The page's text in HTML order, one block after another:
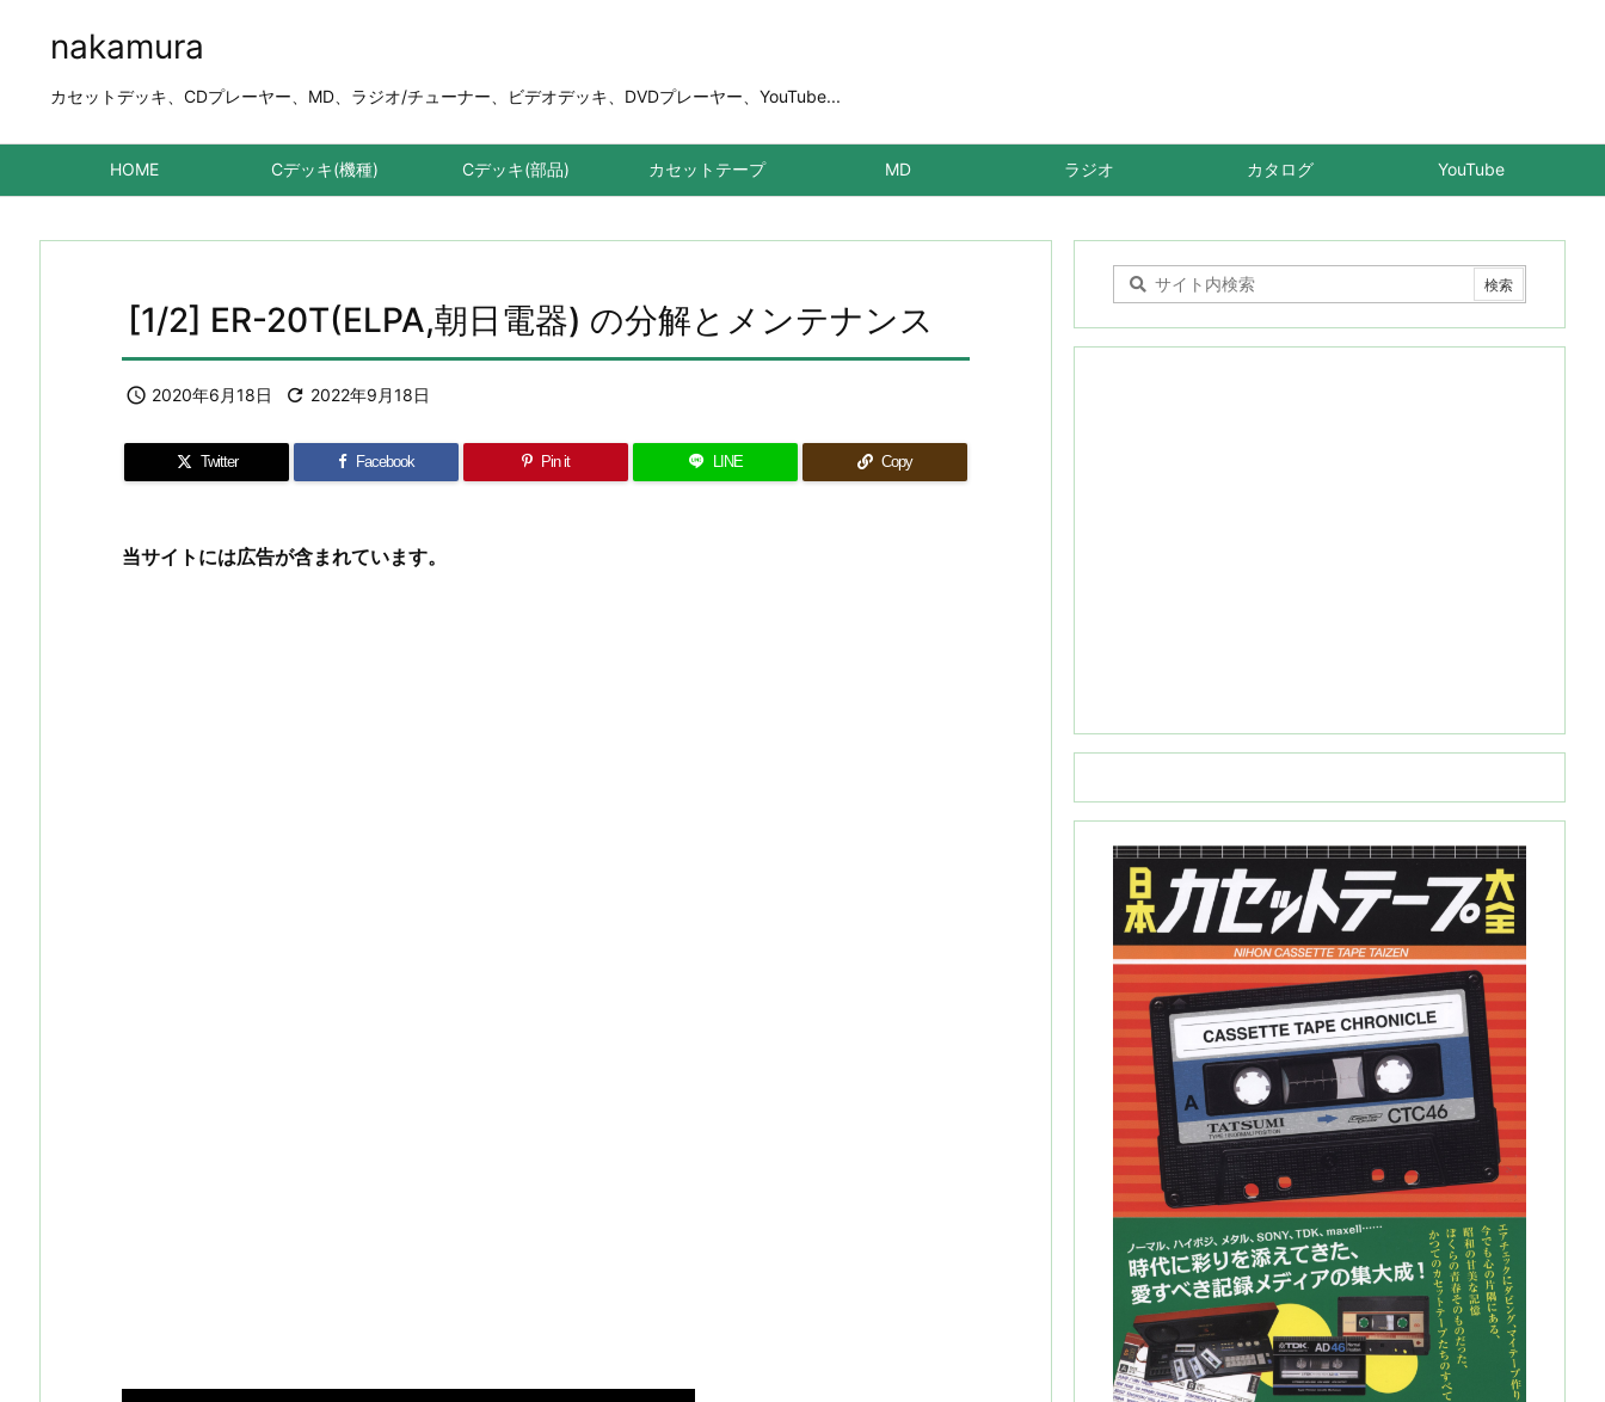
nakamura
カセットデッキ、CDプレーヤー、MD、ラジオ/チューナー、ビデオデッキ、DVDプレーヤー、YouTube...
HOME Cデッキ(機種) Cデッキ(部品) カセットテープ MD ラジオ カタログ YouTube
[1/2] ER-20T(ELPA,朝日電器) の分解とメンテナンス
 2020年6月18日  2022年9月18日
Twitter Facebook Pin it LINE Copy
当サイトには広告が含まれています。